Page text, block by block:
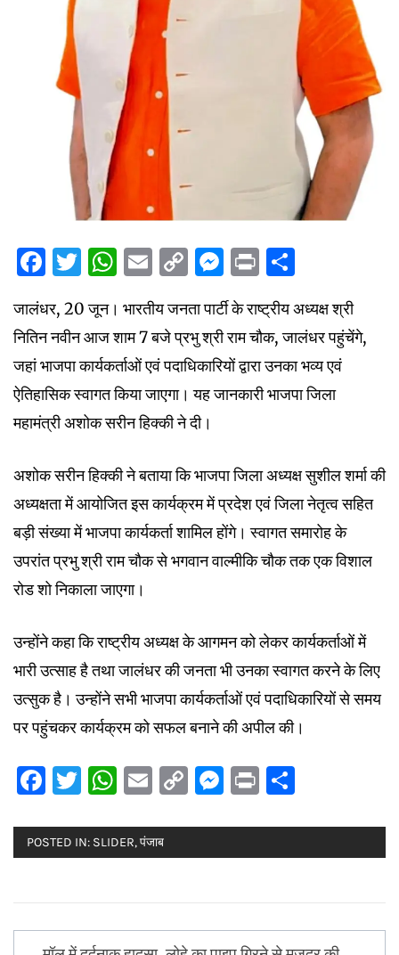
Facebook
Twitter
WhatsApp
Email
CopyMessenger
Print
जालंधर, 20 जून। भारतीय जनता पार्टी के राष्ट्रीय अध्यक्ष श्री
नितिन नवीन आज शाम 7 बजे प्रभु श्री राम चौक, जालंधर पहुंचेंगे,
जहां भाजपा कार्यकर्ताओं एवं पदाधिकारियों द्वारा उनका भव्य एवं
ऐतिहासिक स्वागत किया जाएगा। यह जानकारी भाजपा जिला
महामंत्री अशोक सरीन हिक्की ने दी।
अशोक सरीन हिक्की ने बताया कि भाजपा जिला अध्यक्ष सुशील शर्मा की
अध्यक्षता में आयोजित इस कार्यक्रम में प्रदेश एवं जिला नेतृत्व सहित
बड़ी संख्या में भाजपा कार्यकर्ता शामिल होंगे। स्वागत समारोह के
उपरांत प्रभु श्री राम चौक से भगवान वाल्मीकि चौक तक एक विशाल
रोड शो निकाला जाएगा।
उन्होंने कहा कि राष्ट्रीय अध्यक्ष के आगमन को लेकर कार्यकर्ताओं में
भारी उत्साह है तथा जालंधर की जनता भी उनका स्वागत करने के लिए
उत्सुक है। उन्होंने सभी भाजपा कार्यकर्ताओं एवं पदाधिकारियों से समय
पर पहुंचकर कार्यक्रम को सफल बनाने की अपील की।
Facebook
Twitter
WhatsApp
Email
CopyMessenger
Print
POSTED IN: SLIDER,पंजाब
Post